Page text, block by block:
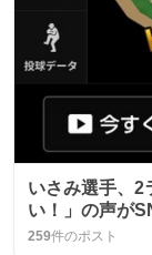
いさみ選手、
い！」の声が
259件のポスト